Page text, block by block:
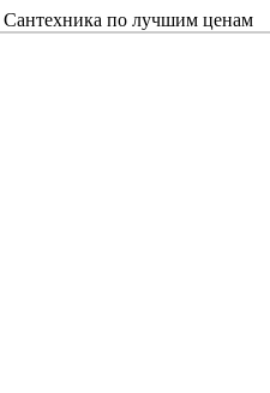
Сантехника по лучшим ценам